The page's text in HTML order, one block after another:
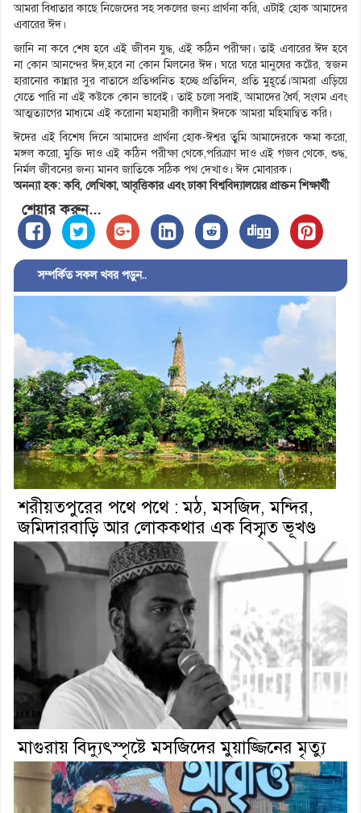
আমরা বিধাতার কাছে নিজেদের সহ সকলের জন্য প্রার্থনা করি, এটাই হোক আমাদের
এবারের ঈদ।
জানি না কবে শেষ হবে এই জীবন যুদ্ধ, এই কঠিন পরীক্ষা। তাই এবারের ঈদ হবে
না কোন আনন্দের ঈদ,হবে না কোন মিলনের ঈদ। ঘরে ঘরে মানুষের কষ্টের, স্বজন
হারানোর কান্নার সুর বাতাসে প্রতিধ্বনিত হচ্ছে প্রতিদিন, প্রতি মুহূর্তে।আমরা এড়িয়ে
যেতে পারি না এই কষ্টকে কোন ভাবেই। তাই চলো সবাই, আমাদের ধৈর্য, সংযম এবং
আত্মত্যাগের মাধ্যমে এই করোনা মহামারী কালীন ঈদকে আমরা মহিমান্বিত করি।
ঈদের এই বিশেষ দিনে আমাদের প্রার্থনা হোক-ঈশ্বর তুমি আমাদেরকে ক্ষমা করো,
মঙ্গল করো, মুক্তি দাও এই কঠিন পরীক্ষা থেকে,পরিত্রাণ দাও এই গজব থেকে, শুদ্ধ,
নির্মল জীবনের জন্য মানব জাতিকে সঠিক পথ দেখাও। ঈদ মোবারক।
অনন্যা হক: কবি, লেখিকা,আবৃত্তিকার এবং ঢাকা বিশ্ববিদ্যালয়ের প্রাক্তন শিক্ষার্থী
শেয়ার করুন...
সম্পর্কিত সকল খবর পড়ুন..
শরীয়তপুরের পথে পথে : মঠ, মসজিদ, মন্দির,
জমিদারবাড়ি আর লোককথার এক বিস্মৃত ভূখণ্ড
মাগুরায় বিদ্যুৎস্পৃষ্টে মসজিদের মুয়াজ্জিনের মৃত্যু